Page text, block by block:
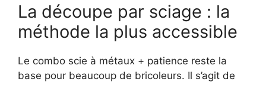
La découpe par sciage : la
méthode la plus accessible
Le combo scie à métaux + patience reste la
base pour beaucoup de bricoleurs. Il s’agit de